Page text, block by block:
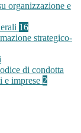
organizzazione e
16
strategico-
di condotta
e imprese 2